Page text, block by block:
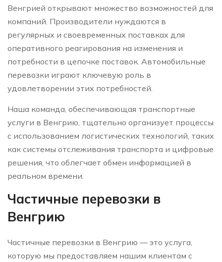
Венгрией открывают множество возможностей для
компаний. Производители нуждаются в
регулярных и своевременных поставках для
оперативного реагирования на изменения и
потребности в цепочке поставок. Автомобильные
перевозки играют ключевую роль в
удовлетворении этих потребностей.
Наша команда, обеспечивающая транспортные
услуги в Венгрию, тщательно организует процессы
с использованием логистических технологий, таких
как системы отслеживания транспорта и цифровые
решения, что облегчает обмен информацией в
реальном времени.
Частичные перевозки в
Венгрию
Частичные перевозки в Венгрию — это услуга,
которую мы предоставляем нашим клиентам с